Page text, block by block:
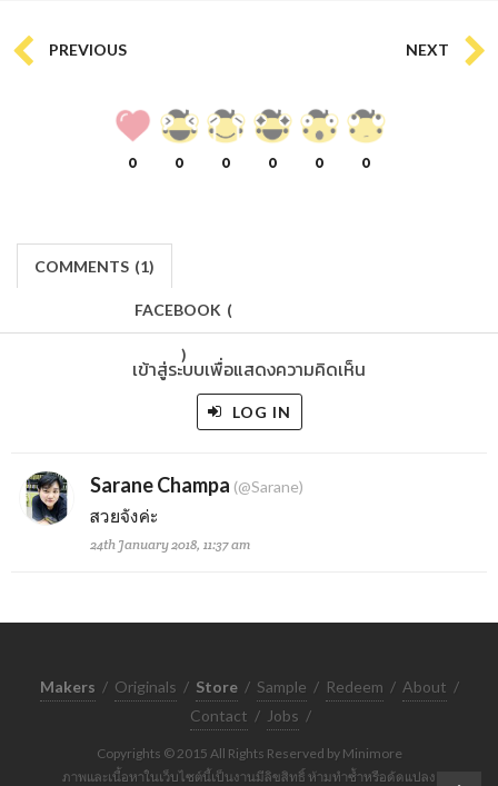
PREVIOUS NEXT
0 0 0 0 0 0
COMMENTS (1)
FACEBOOK (
)
เข้าสู่ระบบเพื่อแสดงความคิดเห็น
LOG IN
Sarane Champa (@Sarane)
สวยจังค่ะ
24th January 2018, 11:37 am
Makers / Originals / Store / Sample / Redeem / About /
Contact / Jobs /
Copyrights © 2015 All Rights Reserved by Minimore
ภาพและเนื้อหาในเว็บไซต์นี้เป็นงานมีลิขสิทธิ์ ห้ามทำซ้ำหรือดัดแปลง